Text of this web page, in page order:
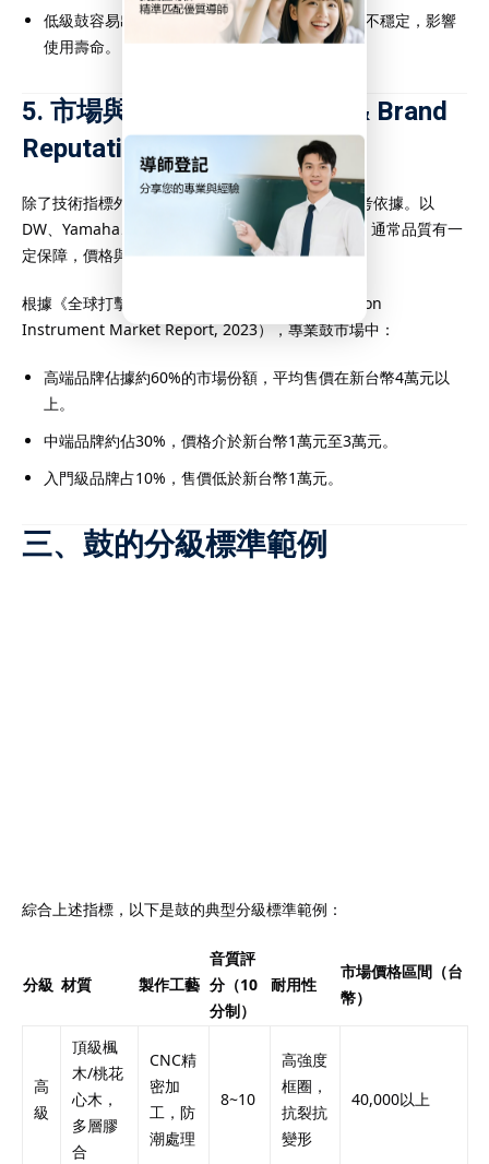
低級鼓容易出現鼓殼開裂、框圈變形，鼓面張力不穩定，影響
使用壽命。
5. 市場與品牌評價（Market & Brand
Reputation）
除了技術指標外，市場與品牌的評價也是分級的參考依據。以
DW、Yamaha、Pearl等國際知名品牌為代表的鼓，通常品質有一
定保障，價格與分級相符。
根據《全球打擊樂器市場報告》（Global Percussion
Instrument Market Report, 2023），專業鼓市場中：
高端品牌佔據約60%的市場份額，平均售價在新台幣4萬元以
上。
中端品牌約佔30%，價格介於新台幣1萬元至3萬元。
入門級品牌占10%，售價低於新台幣1萬元。
三、鼓的分級標準範例
綜合上述指標，以下是鼓的典型分級標準範例：
分級 材質 製作工藝
音質評
分（10
分制）
耐用性
市場價格區間（台
幣）
高
級
頂級楓
木/桃花
心木，
多層膠
合
CNC精
密加
工，防
潮處理
8~10
高強度
框圈，
抗裂抗
變形
40,000以上